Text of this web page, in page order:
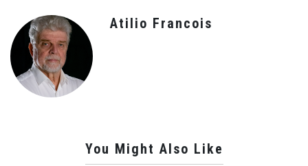
Atilio Francois
You Might Also Like